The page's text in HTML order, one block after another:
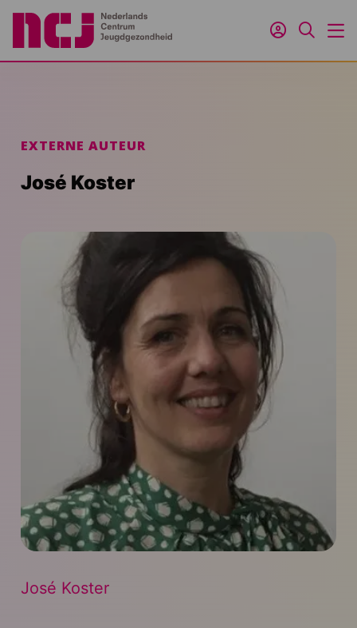
Inloggen
Zoeken
EXTERNE AUTEUR
José Koster
José Koster